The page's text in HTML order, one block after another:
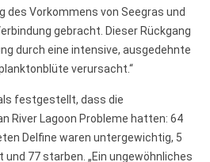
Vorkommens von Seegras und
gebracht. Dieser Rückgang
durch eine intensive, ausgedehnte
verursacht.“
festgestellt, dass die
River Lagoon Probleme hatten: 64
Delfine waren untergewichtig, 5
77 starben. „Ein ungewöhnliches